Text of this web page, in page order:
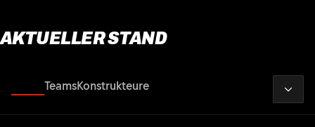
AKTUELLER STAND
TeamsKonstrukteure